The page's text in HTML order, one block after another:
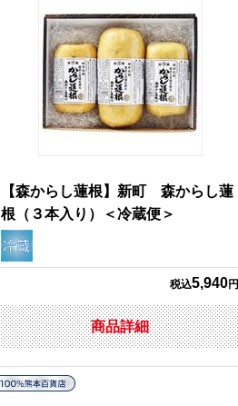
【森からし蓮根】新町 森からし蓮
根（３本入り）＜冷蔵便＞
税込5,940円
商品詳細